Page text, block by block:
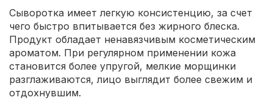
Сыворотка имеет легкую консистенцию, за счет
чего быстро впитывается без жирного блеска.
Продукт обладает ненавязчивым косметическим
ароматом. При регулярном применении кожа
становится более упругой, мелкие морщинки
разглаживаются, лицо выглядит более свежим и
отдохнувшим.